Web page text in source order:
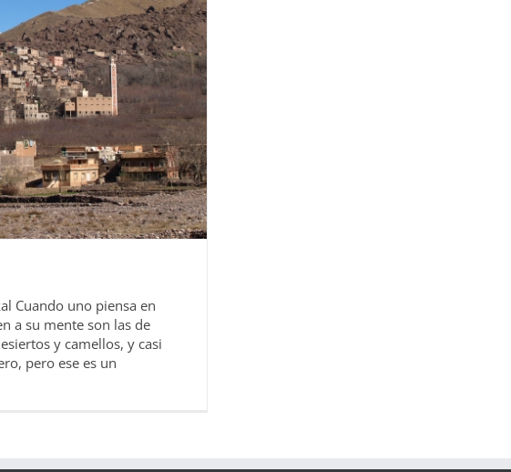
Cuando uno piensa en
a su mente son las de
y camellos, y casi
pero ese es un